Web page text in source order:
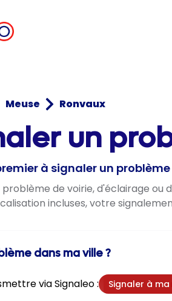
Meuse Ronvaux
un
à signaler un
problème de voirie, d'éclairage ou
incluses, votre
dans ma ville ?
via Signaleo : Signaler à